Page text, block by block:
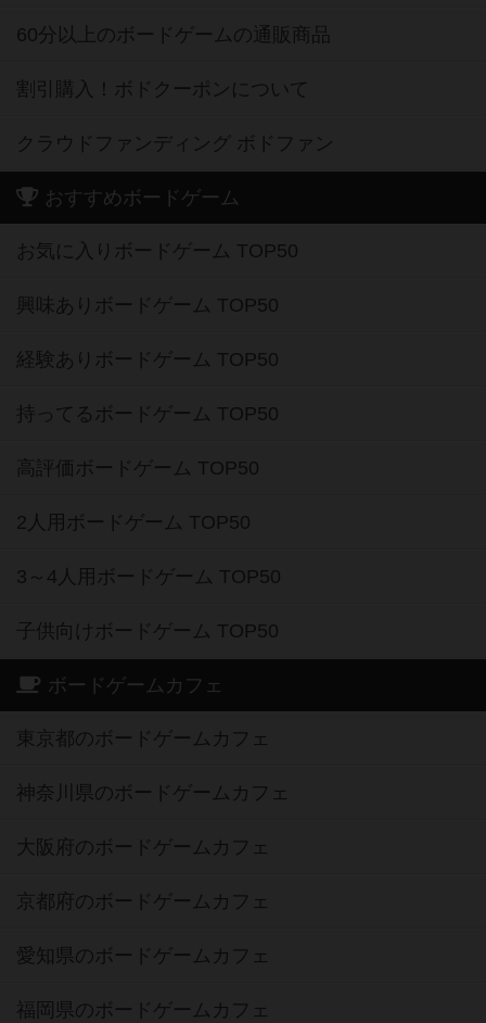
60分以上のボードゲームの通販商品
割引購入！ボドクーポンについて
クラウドファンディング ボドファン
おすすめボードゲーム
お気に入りボードゲーム TOP50
興味ありボードゲーム TOP50
経験ありボードゲーム TOP50
持ってるボードゲーム TOP50
高評価ボードゲーム TOP50
2人用ボードゲーム TOP50
3～4人用ボードゲーム TOP50
子供向けボードゲーム TOP50
ボードゲームカフェ
東京都のボードゲームカフェ
神奈川県のボードゲームカフェ
大阪府のボードゲームカフェ
京都府のボードゲームカフェ
愛知県のボードゲームカフェ
福岡県のボードゲームカフェ